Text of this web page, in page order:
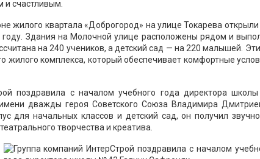
и счастливым.
жилого квартала «Доброгород» на улице Токарева
году. Здания на Молочной улице расположены рядом и
на 240 учеников, а детский сад — на 220 малышей.
жилого комплекса, который обеспечивает комфортные
поздравила с началом учебного года директора
дважды героя Советского Союза Владимира
для начальных классов и детский сад, он получил
творчества и креатива.